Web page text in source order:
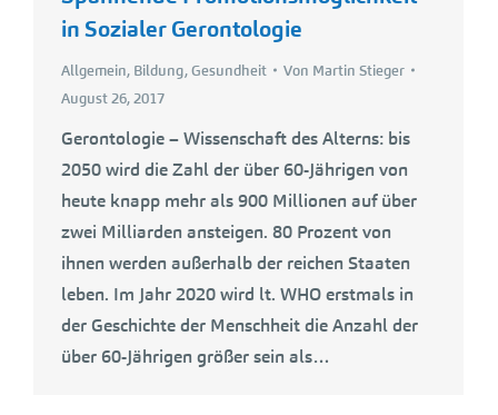
in Sozialer Gerontologie
Allgemein, Bildung,Gesundheit Von Martin Stieger
August 26, 2017
Gerontologie – Wissenschaft des Alterns: bis
2050 wird die Zahl der über 60-Jährigen von
heute knapp mehr als 900 Millionen auf über
zwei Milliarden ansteigen. 80 Prozent von
ihnen werden außerhalb der reichen Staaten
leben. Im Jahr 2020 wird lt. WHO erstmals in
der Geschichte der Menschheit die Anzahl der
über 60-Jährigen größer sein als…